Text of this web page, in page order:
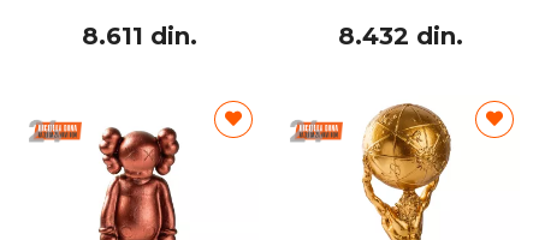
8.611 din. 8.432 din.